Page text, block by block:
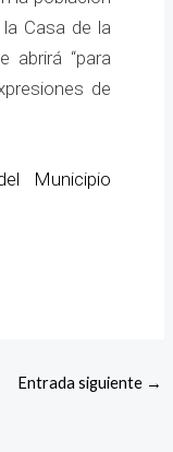
Casa de la
abrirá “para
de
Municipio
Entrada siguiente →